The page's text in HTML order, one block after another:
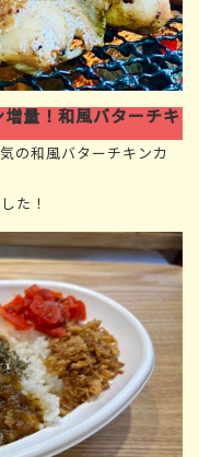
量！和風バターチキ
の和風バターチキンカ
た！